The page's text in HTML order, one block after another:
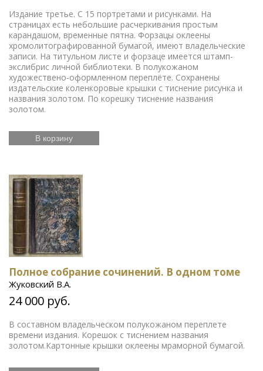
Издание третье. С 15 портретами и рисунками. На
страницах есть небольшие расчеркивания простым
карандашом, временные пятна. Форзацы оклеены
хромолитографированной бумагой, имеют владельческие
записи. На титульном листе и форзаце имеется штамп-
экслибрис личной библиотеки. В полукожаном
художествено-оформленном переплёте. Сохранены
издательские коленкоровые крышки с тиснение рисунка и
названия золотом. По корешку тиснение названия
золотом.
В корзину
Полное собрание сочинений. В одном томе
Жуковский В.А.
24 000 руб.
В составном владельческом полукожаном переплете
времени издания. Корешок с тиснением названия
золотом.Картонные крышки оклеены мраморной бумагой.